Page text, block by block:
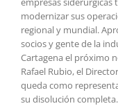
modernizar sus
regional y mundial.
socios y gente de la
Cartagena el próximo
Rafael Rubio, el
queda como
su disolución completa.